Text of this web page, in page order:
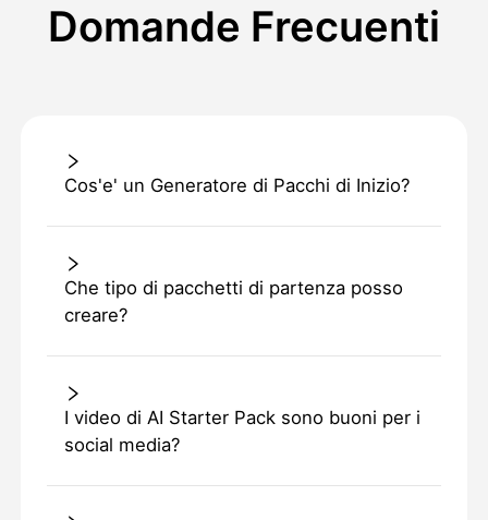
Domande Frecuenti
Cos'e' un Generatore di Pacchi di Inizio?
Che tipo di pacchetti di partenza posso
creare?
I video di AI Starter Pack sono buoni per i
social media?